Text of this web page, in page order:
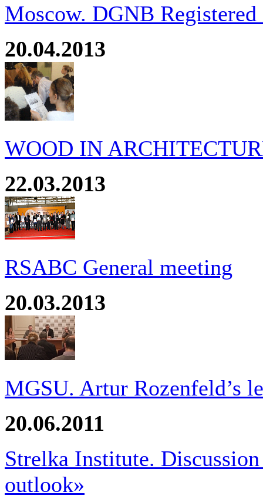
Moscow. DGNB
20.04.2013
WOOD IN
22.03.2013
RSABC General meeting
20.03.2013
MGSU. Artur Rozenfeld’s
20.06.2011
Strelka Institute.
outlook»